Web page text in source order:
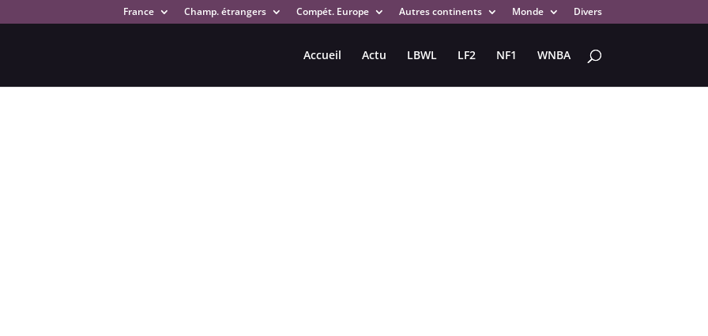
France Champ. étrangers Compét. Europe Autres continents Monde Divers
Accueil Actu LBWL LF2 NF1 WNBA